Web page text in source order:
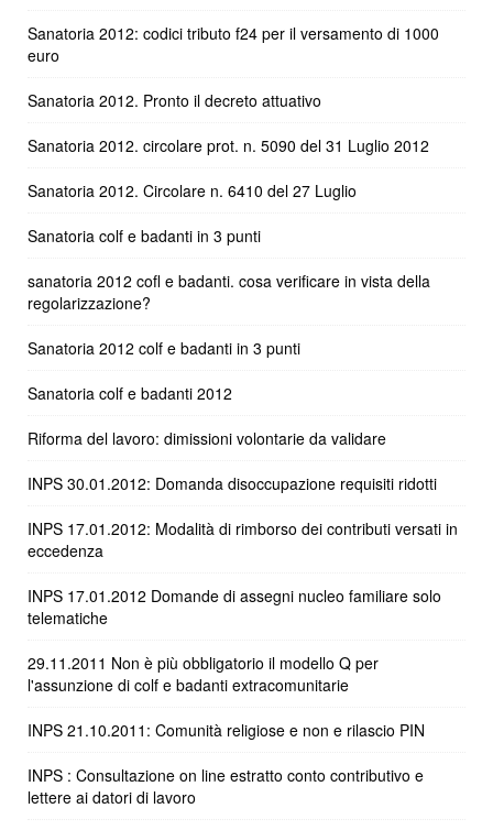
Sanatoria 2012: codici tributo f24 per il versamento di 1000
euro
Sanatoria 2012. Pronto il decreto attuativo
Sanatoria 2012. circolare prot. n. 5090 del 31 Luglio 2012
Sanatoria 2012. Circolare n. 6410 del 27 Luglio
Sanatoria colf e badanti in 3 punti
sanatoria 2012 cofl e badanti. cosa verificare in vista della
regolarizzazione?
Sanatoria 2012 colf e badanti in 3 punti
Sanatoria colf e badanti 2012
Riforma del lavoro: dimissioni volontarie da validare
INPS 30.01.2012: Domanda disoccupazione requisiti ridotti
INPS 17.01.2012: Modalità di rimborso dei contributi versati in
eccedenza
INPS 17.01.2012 Domande di assegni nucleo familiare solo
telematiche
29.11.2011 Non è più obbligatorio il modello Q per
l'assunzione di colf e badanti extracomunitarie
INPS 21.10.2011: Comunità religiose e non e rilascio PIN
INPS : Consultazione on line estratto conto contributivo e
lettere ai datori di lavoro